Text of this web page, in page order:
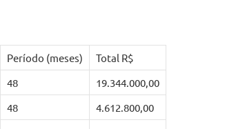
Período (meses)
Total R$
48
19.344.000,00
48
4.612.800,00